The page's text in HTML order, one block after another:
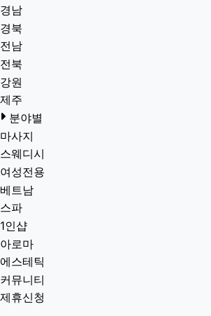
경남
경북
전남
전북
강원
제주
분야별
마사지
스웨디시
여성전용
베트남
스파
1인샵
아로마
에스테틱
커뮤니티
제휴신청